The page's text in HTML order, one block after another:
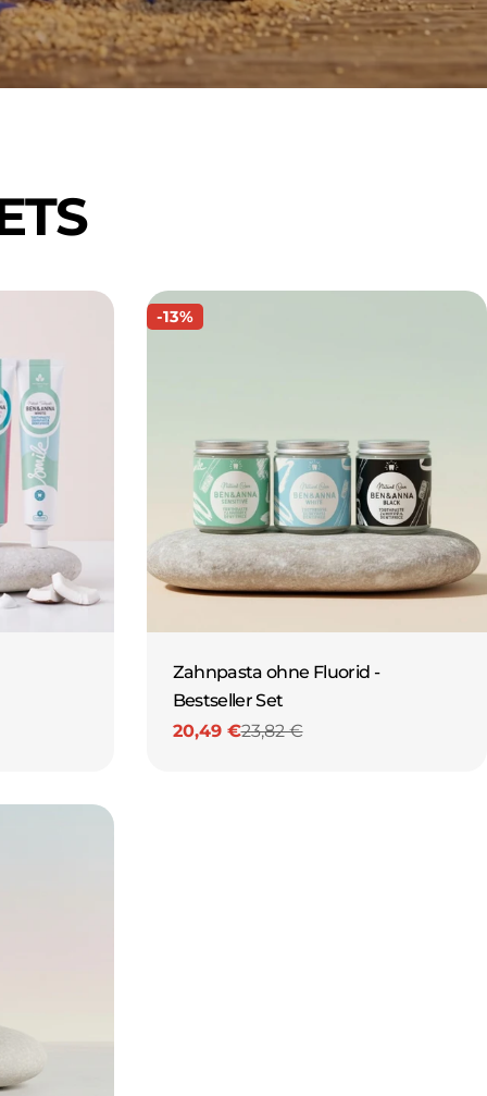
-13%
Zahnpasta ohne Fluorid -
Bestseller Set
Verkaufspreis
20,49 €
Regulärer23,82 €